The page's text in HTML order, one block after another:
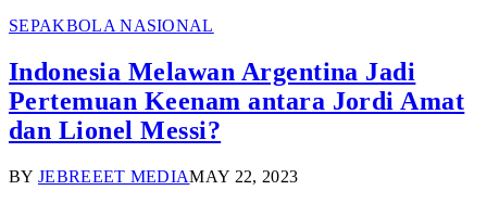
SEPAKBOLA NASIONAL
Indonesia Melawan Argentina Jadi
Pertemuan Keenam antara Jordi Amat
dan Lionel Messi?
BY JEBREEET MEDIAMAY 22, 2023